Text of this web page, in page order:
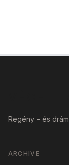
Regény – és
ARCHIVE